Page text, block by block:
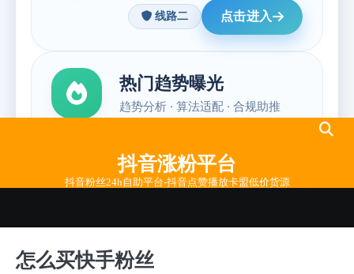
抖音涨粉平台
抖音粉丝24h自助平台-抖音点赞播放卡盟低价货源
怎么买快手粉丝